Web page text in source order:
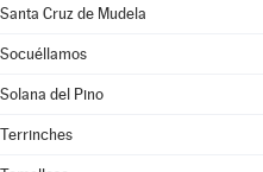
Santa Cruz de Mudela
Socuéllamos
Solana del Pino
Terrinches